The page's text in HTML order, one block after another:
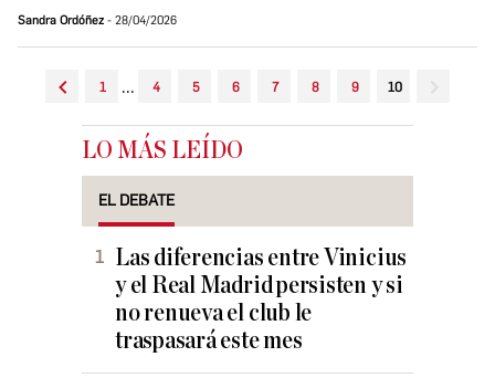
Sandra Ordóñez 28/04/2026
1 ... 4 5 6 7 8 9 10
LO MÁS LEÍDO
EL DEBATE
Las diferencias entre Vinicius
y el Real Madrid persisten y si
no renueva el club le
traspasará este mes